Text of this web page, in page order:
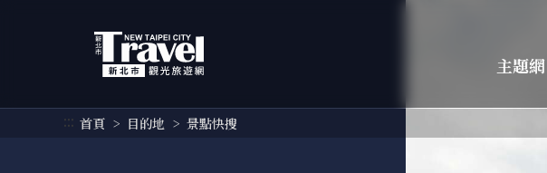
主題網
::: 首頁 目的地 景點快搜